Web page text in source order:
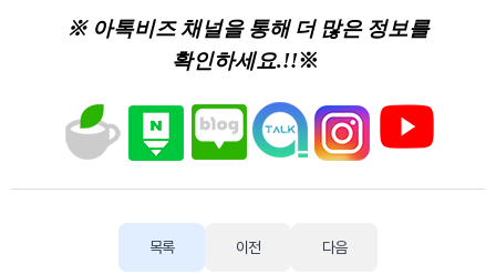
※ 아톡비즈 채널을 통해 더 많은 정보를
확인하세요.!!※
목록 이전 다음